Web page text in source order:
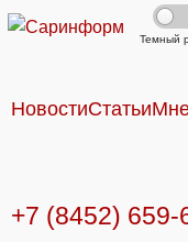
Темный
НовостиСтатьи
+7 (8452) 659-